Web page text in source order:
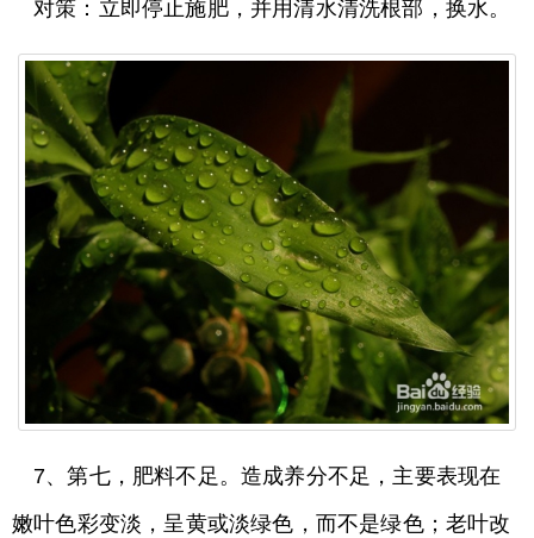
对策：立即停止施肥，并用清水清洗根部，换水。
7、第七，肥料不足。造成养分不足，主要表现在
嫩叶色彩变淡，呈黄或淡绿色，而不是绿色；老叶改